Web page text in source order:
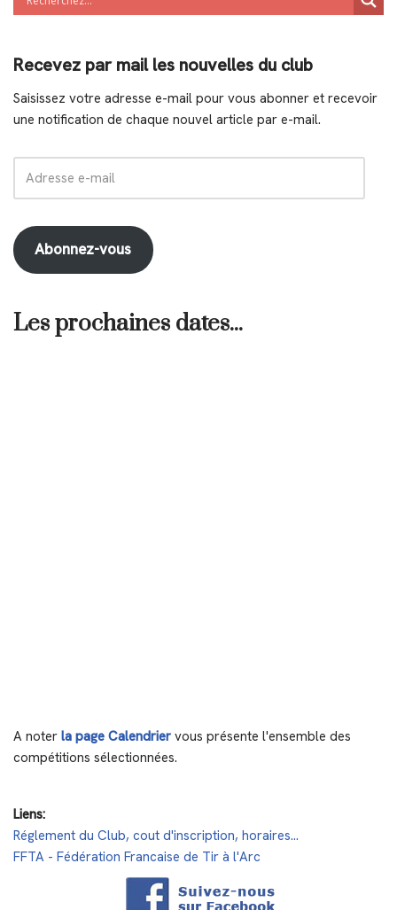
Recevez par mail les nouvelles du club
Saisissez votre adresse e-mail pour vous abonner et recevoir
une notification de chaque nouvel article par e-mail.
Abonnez-vous
Les prochaines dates...
A noter la page Calendrier vous présente l'ensemble des
compétitions sélectionnées.
Liens:
Réglement du Club, cout d'inscription, horaires...
FFTA - Fédération Francaise de Tir à l'Arc